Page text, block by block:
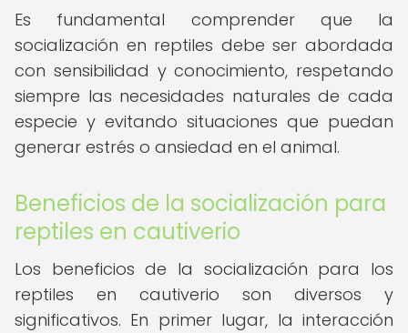
Es fundamental comprender que la
socialización en reptiles debe ser abordada
con sensibilidad y conocimiento, respetando
siempre las necesidades naturales de cada
especie y evitando situaciones que puedan
generar estrés o ansiedad en el animal.
Beneficios de la socialización para
reptiles en cautiverio
Los beneficios de la socialización para los
reptiles en cautiverio son diversos y
significativos. En primer lugar, la interacción